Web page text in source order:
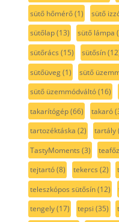
sütő hőmérő(1) sütő
sütőlap(13) sütő lámpa
sütőrács (15) sütősín
sütőüveg(1) sütő
sütő üzemmódváltó(16)
takarítógép(66) takaró
tartozéktáska (2) tartály
TastyMoments (3)
tejtartó(8) tekercs (2)
teleszkópos sütősín(12)
tengely(17) tepsi (35)